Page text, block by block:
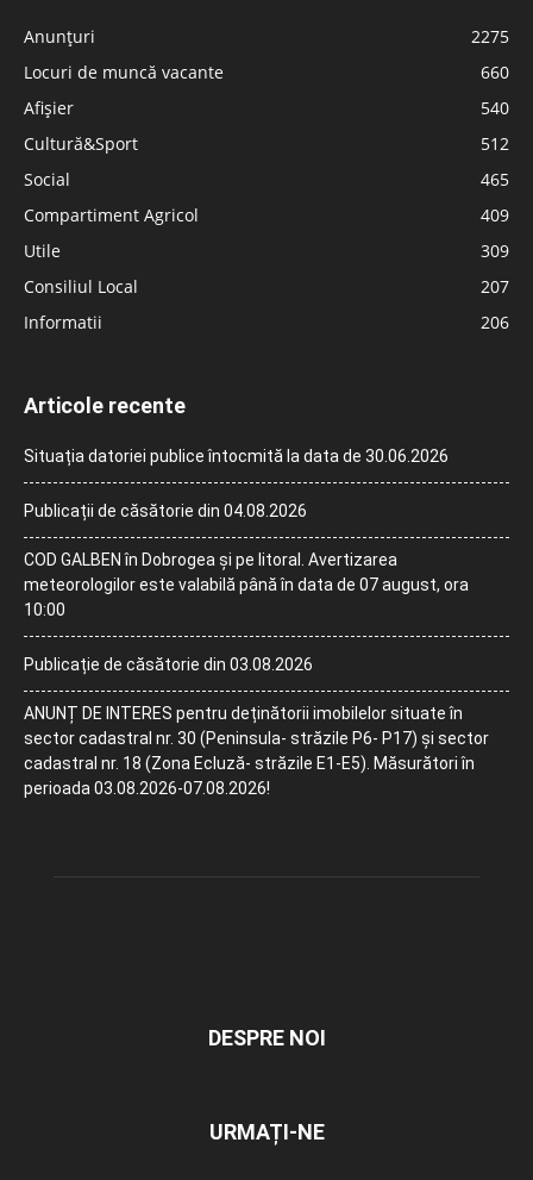
Anunțuri
2275
Locuri de muncă vacante
660
Afișier
540
Cultură&Sport
512
Social
465
Compartiment Agricol
409
Utile
309
Consiliul Local
207
Informatii
206
Articole recente
Situația datoriei publice întocmită la data de 30.06.2026
Publicații de căsătorie din 04.08.2026
COD GALBEN în Dobrogea și pe litoral. Avertizarea
meteorologilor este valabilă până în data de 07 august, ora
10:00
Publicație de căsătorie din 03.08.2026
ANUNȚ DE INTERES pentru deținătorii imobilelor situate în
sector cadastral nr. 30 (Peninsula- străzile P6- P17) și sector
cadastral nr. 18 (Zona Ecluză- străzile E1-E5). Măsurători în
perioada 03.08.2026-07.08.2026!
DESPRE NOI
URMAȚI-NE